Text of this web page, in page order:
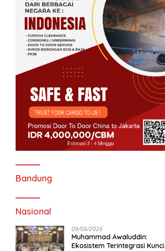
Bandung
Nasional
09/08/2026
Muhammad Awaluddin:
Ekosistem Terintegrasi Kunci